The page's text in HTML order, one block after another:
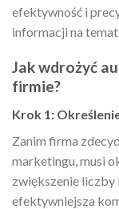
efektywność i
informacji na
Jak wdrożyć
firmie?
Krok 1:
Zanim firma
marketingu, musi
zwiększenie
efektywniejsza